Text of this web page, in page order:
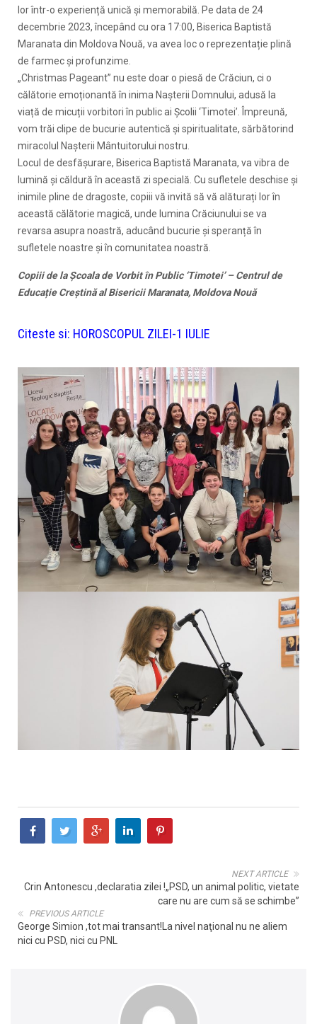
lor într-o experiență unică și memorabilă. Pe data de 24
decembrie 2023, începând cu ora 17:00, Biserica Baptistă
Maranata din Moldova Nouă, va avea loc o reprezentație plină
de farmec și profunzime.
„Christmas Pageant” nu este doar o piesă de Crăciun, ci o
călătorie emoționantă în inima Nașterii Domnului, adusă la
viață de micuții vorbitori în public ai Școlii ‘Timotei’. Împreună,
vom trăi clipe de bucurie autentică și spiritualitate, sărbătorind
miracolul Nașterii Mântuitorului nostru.
Locul de desfășurare, Biserica Baptistă Maranata, va vibra de
lumină și căldură în această zi specială. Cu sufletele deschise și
inimile pline de dragoste, copiii vă invită să vă alăturați lor în
această călătorie magică, unde lumina Crăciunului se va
revarsa asupra noastră, aducând bucurie și speranță în
sufletele noastre și în comunitatea noastră.
Copiii de la Școala de Vorbit în Public ‘Timotei’ – Centrul de
Educație Creștină al Bisericii Maranata, Moldova Nouă
Citeste si: HOROSCOPUL ZILEI-1 IULIE
NEXT ARTICLE
Crin Antonescu ,declaratia zilei !„PSD, un animal politic, vietate
care nu are cum să se schimbe”
PREVIOUS ARTICLE
George Simion ,tot mai transant!La nivel naţional nu ne aliem
nici cu PSD, nici cu PNL